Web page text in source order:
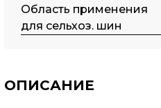
Область применения
для сельхоз. шин
ОПИСАНИЕ